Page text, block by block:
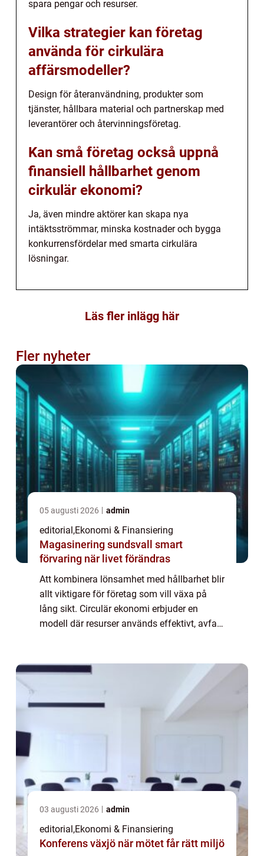
spara pengar och resurser.
Vilka strategier kan företag
använda för cirkulära
affärsmodeller?
Design för återanvändning, produkter som
tjänster, hållbara material och partnerskap med
leverantörer och återvinningsföretag.
Kan små företag också uppnå
finansiell hållbarhet genom
cirkulär ekonomi?
Ja, även mindre aktörer kan skapa nya
intäktsströmmar, minska kostnader och bygga
konkurrensfördelar med smarta cirkulära
lösningar.
Läs fler inlägg här
Fler nyheter
05 augusti 2026 admin
editorial,Ekonomi & Finansiering
Magasinering sundsvall smart
förvaring när livet förändras
Att kombinera lönsamhet med hållbarhet blir
allt viktigare för företag som vill växa på
lång sikt. Circulär ekonomi erbjuder en
modell där resurser används effektivt, avfall
03 augusti 2026 admin
editorial,Ekonomi & Finansiering
Konferens växjö när mötet får rätt miljö